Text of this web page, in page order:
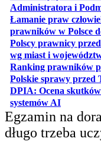
Administratora i
Łamanie praw
prawników w Polsce
Polscy prawnicy
wg miast i
Ranking prawników
Polskie sprawy przed
DPIA: Ocena
systemów AIotwiera
Egzamin na
długo trzeba